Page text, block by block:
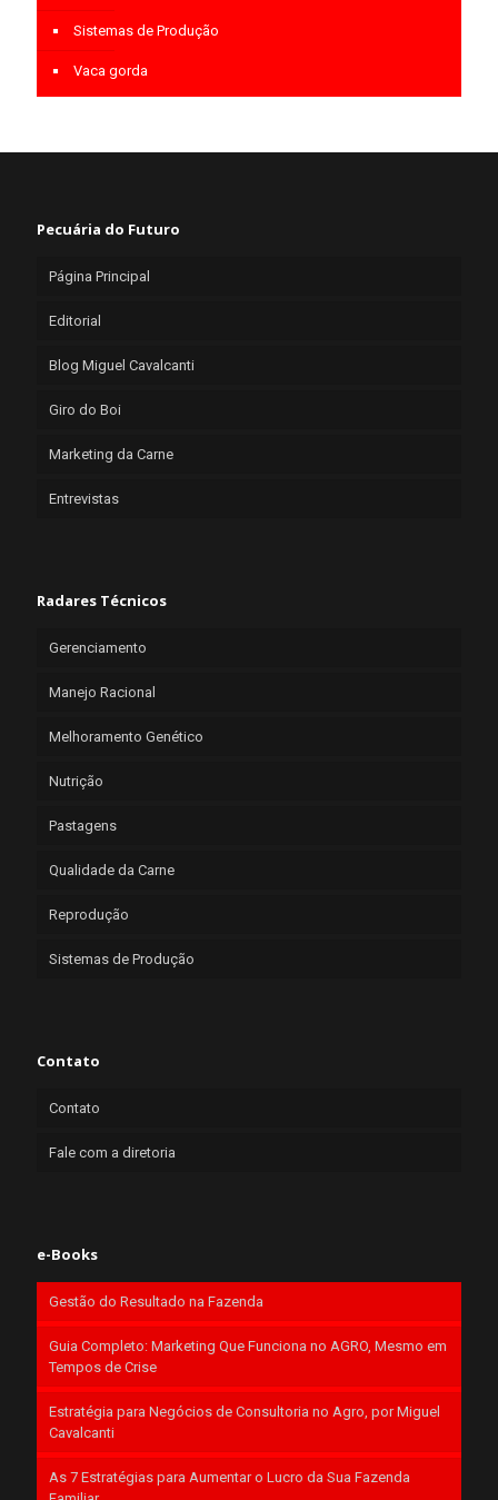
Sistemas de Produção
Vaca gorda
Pecuária do Futuro
Página Principal
Editorial
Blog Miguel Cavalcanti
Giro do Boi
Marketing da Carne
Entrevistas
Radares Técnicos
Gerenciamento
Manejo Racional
Melhoramento Genético
Nutrição
Pastagens
Qualidade da Carne
Reprodução
Sistemas de Produção
Contato
Contato
Fale com a diretoria
e-Books
Gestão do Resultado na Fazenda
Guia Completo: Marketing Que Funciona no AGRO, Mesmo em
Tempos de Crise
Estratégia para Negócios de Consultoria no Agro, por Miguel
Cavalcanti
As 7 Estratégias para Aumentar o Lucro da Sua Fazenda